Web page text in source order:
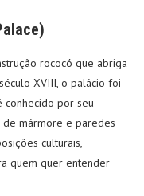
rococó que abriga
XVIII, o palácio foi
conhecido por seu
de mármore e paredes
culturais,
quem quer entender